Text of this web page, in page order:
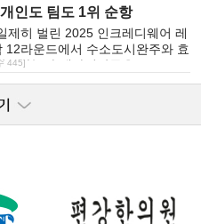
의 선두 경쟁을 이어갔다.
인도 팀도 1위 순항
제히 벌린 2025 인크레디웨어 레
12라운드에서 수소도시완주와 효
코사놀과 맥아더장군을 2-1, 3-0
고 나란히 7승(4패)선두권에 올라
군의 6연승을 저지한 효림의 완봉
9단의 극적인 역전승이 있었다.
445]